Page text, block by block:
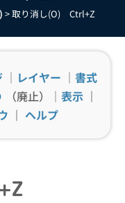
>取り消し(O) Ctrl+Z
｜ レイヤー ｜ 書式
（廃止）｜ 表示 ｜
｜ ヘルプ